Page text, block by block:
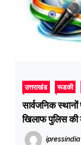
उत्तराखंड रूडकी
सार्वजनिक
खिलाफ पुलिस की
ipressindia